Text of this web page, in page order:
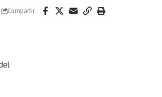
Compartir